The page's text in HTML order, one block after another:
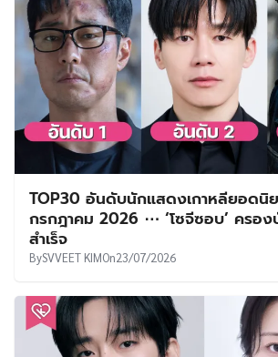
TOP30 อันดับนักแสดงเกาหลียอดนิย
กรกฎาคม 2026 ⋯ ‘โซจีซอบ’ ครอ
สำเร็จ
BySVVEET KIMOn23/07/2026